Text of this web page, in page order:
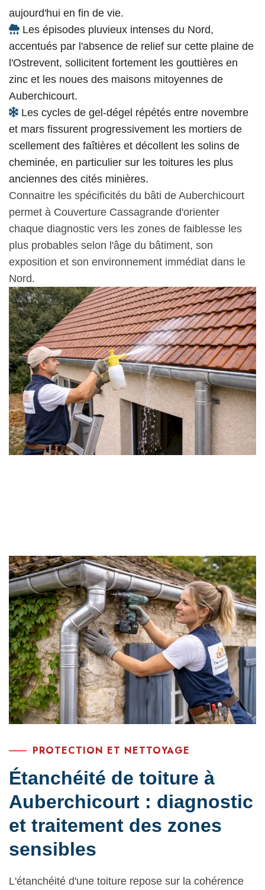
aujourd'hui en fin de vie.
Les épisodes pluvieux intenses du Nord,
accentués par l'absence de relief sur cette plaine de
l'Ostrevent, sollicitent fortement les gouttières en
zinc et les noues des maisons mitoyennes de
Auberchicourt.
Les cycles de gel-dégel répétés entre novembre
et mars fissurent progressivement les mortiers de
scellement des faîtières et décollent les solins de
cheminée, en particulier sur les toitures les plus
anciennes des cités minières.
Connaitre les spécificités du bâti de Auberchicourt
permet à Couverture Cassagrande d'orienter
chaque diagnostic vers les zones de faiblesse les
plus probables selon l'âge du bâtiment, son
exposition et son environnement immédiat dans le
Nord.
PROTECTION ET NETTOYAGE
Étanchéité de toiture à
Auberchicourt : diagnostic
et traitement des zones
sensibles
L'étanchéité d'une toiture repose sur la cohérence